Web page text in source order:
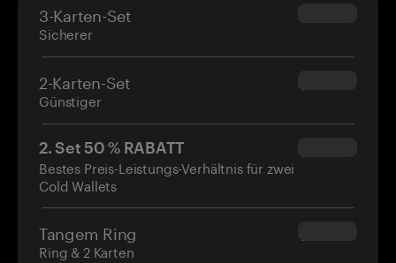
3-Karten-Set
Sicherer
$69.90
2-Karten-Set
Günstiger
$54.90
2. Set 50 % RABATT
Bestes Preis-Leistungs-Verhältnis für zwei
Cold Wallets
$34.95
Tangem Ring
Ring & 2 Karten
$160.00